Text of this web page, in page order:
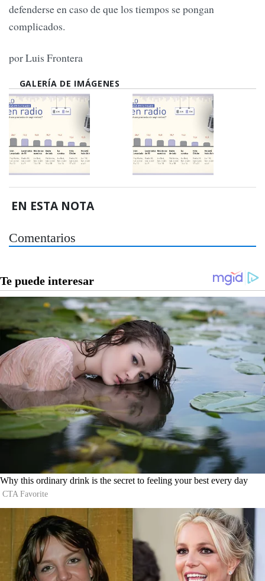
defenderse en caso de que los tiempos se pongan
complicados.
por Luis Frontera
GALERÍA DE IMÁGENES
EN ESTA NOTA
Comentarios